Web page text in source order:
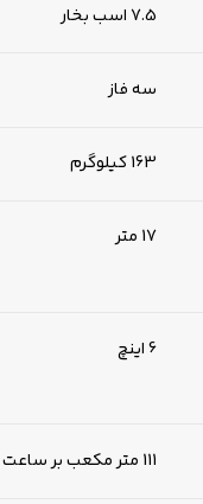
7.5 اسب بخار
سه فاز
163 کیلوگرم
17 متر
6 اینچ
111 متر مکعب بر ساعت